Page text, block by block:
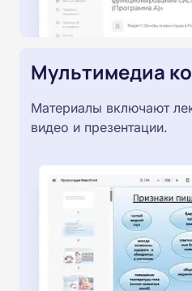
Мультимедиа
Материалы включают
видео и презентации.